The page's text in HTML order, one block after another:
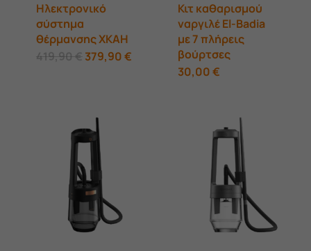
Ηλεκτρονικό
σύστημα
θέρμανσης XKAH
419,90€ Original
price
379,90€Η
τρέχουσα
Αυτό
έχει
πολλαπλές
παραλλαγές.
Οι
επιλογές
μπορούν
Κιτ καθαρισμού
ναργιλέ El‑Badia
με 7 πλήρεις
βούρτσες
30,00€